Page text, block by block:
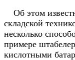
Об этом
складской
несколько
примере
кислотными